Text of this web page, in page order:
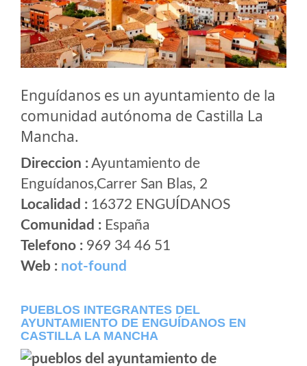
Enguídanos es un ayuntamiento de la
comunidad autónoma de Castilla La
Mancha.
Direccion :Ayuntamiento de
Enguídanos,Carrer San Blas, 2
Localidad : 16372 ENGUÍDANOS
Comunidad : España
Telefono : 969 34 46 51
Web : not-found
PUEBLOS INTEGRANTES DEL
AYUNTAMIENTO DE ENGUÍDANOS EN
CASTILLA LA MANCHA